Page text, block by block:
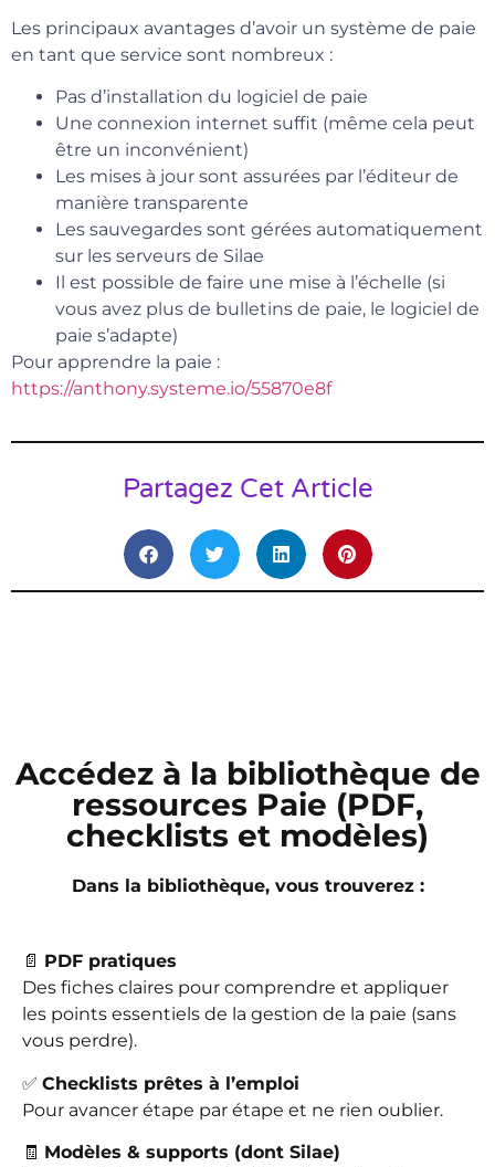
Les principaux avantages d’avoir un système de paie
en tant que service sont nombreux :
Pas d’installation du logiciel de paie
Une connexion internet suffit (même cela peut
être un inconvénient)
Les mises à jour sont assurées par l’éditeur de
manière transparente
Les sauvegardes sont gérées automatiquement
sur les serveurs de Silae
Il est possible de faire une mise à l’échelle (si
vous avez plus de bulletins de paie, le logiciel de
paie s’adapte)
Pour apprendre la paie :
https://anthony.systeme.io/55870e8f
Partagez Cet Article
Accédez à la bibliothèque de
ressources Paie (PDF,
checklists et modèles)
Dans la bibliothèque, vous trouverez :
📄 PDF pratiques
Des fiches claires pour comprendre et appliquer
les points essentiels de la gestion de la paie (sans
vous perdre).
✅ Checklists prêtes à l’emploi
Pour avancer étape par étape et ne rien oublier.
🧾 Modèles & supports (dont Silae)